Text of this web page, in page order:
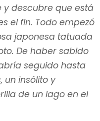
descubre que está
el fin. Todo empezó
japonesa tatuada
De haber sabido
seguido hasta
un insólito y
de un lago en el